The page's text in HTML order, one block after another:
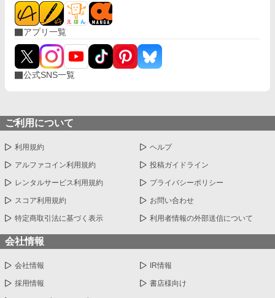
アプリ一覧
公式SNS一覧
ご利用について
利用規約 ヘルプ
アルファコイン利用規約 投稿ガイドライン
レンタルサービス利用規約 プライバシーポリシー
スコア利用規約 お問い合わせ
特定商取引法に基づく表示 利用者情報の外部送信について
会社情報
会社情報 IR情報
採用情報 書店様向け